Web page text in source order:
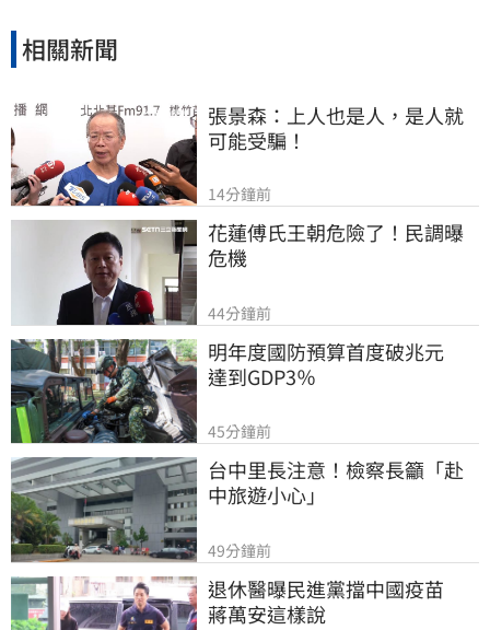
相關新聞
張景森：上人也是人，是人就
可能受騙！
14分鐘前
花蓮傅氏王朝危險了！民調曝
危機
44分鐘前
明年度國防預算首度破兆元
達到GDP3％
45分鐘前
台中里長注意！檢察長籲「赴
中旅遊小心」
49分鐘前
退休醫曝民進黨擋中國疫苗
蔣萬安這樣說